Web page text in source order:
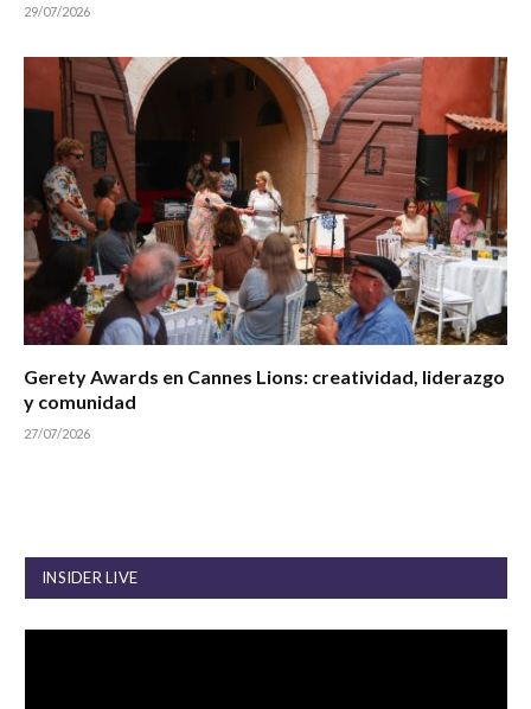
29/07/2026
Gerety Awards en Cannes Lions: creatividad, liderazgo
y comunidad
27/07/2026
INSIDER LIVE